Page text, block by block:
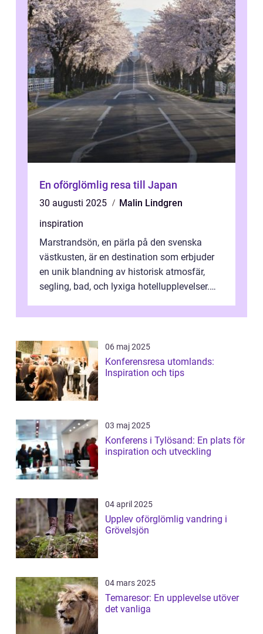
En oförglömlig resa till Japan
30 augusti 2025
Malin Lindgren
inspiration
Marstrandsön, en pärla på den svenska
västkusten, är en destination som erbjuder
en unik blandning av historisk atmosfär,
segling, bad, och lyxiga hotellupplevelser.
06 maj 2025
Konferensresa utomlands:
Inspiration och tips
03 maj 2025
Konferens i Tylösand: En plats för
inspiration och utveckling
04 april 2025
Upplev oförglömlig vandring i
Grövelsjön
04 mars 2025
Temaresor: En upplevelse utöver
det vanliga